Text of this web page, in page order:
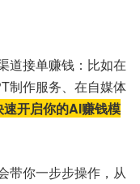
道接单赚钱：比如在
制作服务、在自媒体
开启你的AI赚钱模
带你一步步操作，从